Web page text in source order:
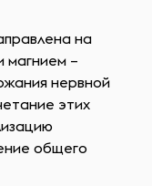
на
магнием –
нервной
этих
общего